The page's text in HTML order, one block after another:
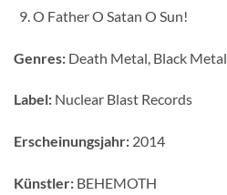
O Father O Satan O Sun!
Genres: Death Metal, Black Metal
Label: Nuclear Blast Records
Erscheinungsjahr: 2014
Künstler: BEHEMOTH